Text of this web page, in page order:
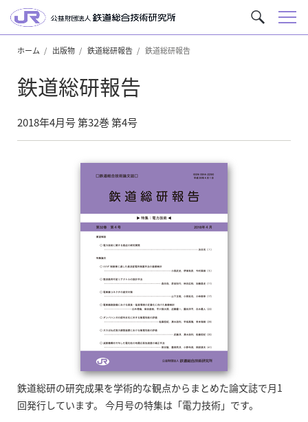
サ
イ
メ
ホーム 出版物 鉄道総研報告 鉄道総研報告
鉄道総研報告
2018年4月号 第32巻 第4号
鉄道総研の研究成果を学術的な観点からまとめた論文誌で月1
回発行しています。 今月号の特集は「電力技術」です。